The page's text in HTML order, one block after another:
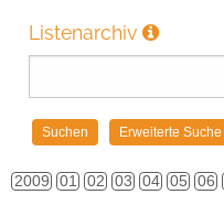
Listenarchiv
2009 01 02 03 04 05 06